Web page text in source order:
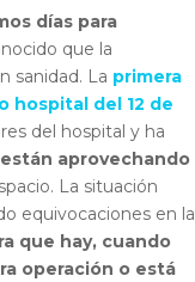
días para
que la
sanidad. La primera
hospital del 12 de
del hospital y ha
aprovechando
La situación
equivocaciones en la
que hay, cuando
operación o está